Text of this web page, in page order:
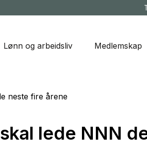
Lønn og arbeidsliv Medlemskap
neste fire årene
lede NNN